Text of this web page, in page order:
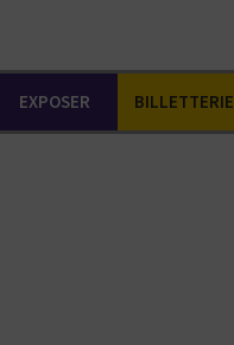
EXPOSER BILLETTERIE